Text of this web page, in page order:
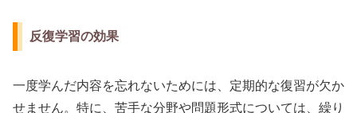
反復学習の効果
一度学んだ内容を忘れないためには、定期的な復習が欠か
せません。特に、苦手な分野や問題形式については、繰り